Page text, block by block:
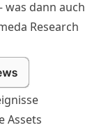
was dann auch
Research
Assets